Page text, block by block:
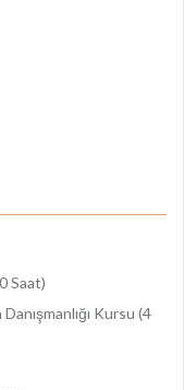
Saat)
Kursu (4